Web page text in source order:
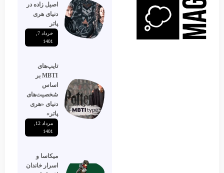
اصیل زاده‌ در
دنیای هری
پاتر
1401
تایپ‌های
MBTI بر
اساس
شخصیت‌های
دنیای «هری
پاتر»
1401
میکاسا و
اسرار خاندان